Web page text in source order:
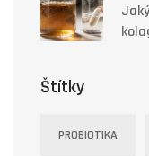
Štítky
PROBIOTIKA